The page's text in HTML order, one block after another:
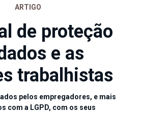
ARTIGO
de proteção
e as
trabalhistas
pelos empregadores, e mais
com a LGPD, com os seus